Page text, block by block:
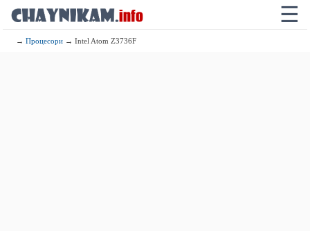
☰
→Процесори → Intel Atom Z3736F